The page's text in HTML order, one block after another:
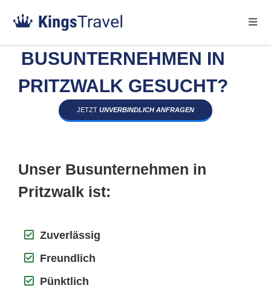
BUSUNTERNEHMEN IN
PRITZWALK GESUCHT?
JETZT UNVERBINDLICH ANFRAGEN
Unser Busunternehmen in
Pritzwalk ist:
Zuverlässig
Freundlich
Pünktlich